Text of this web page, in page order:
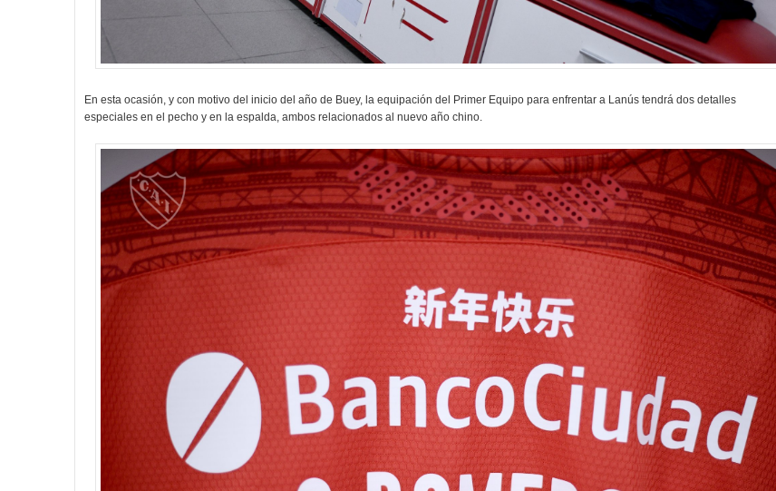
En esta ocasión, y con motivo del inicio del año de Buey, la equipación del Primer Equipo para enfrentar a Lanús tendrá dos detalles
especiales en el pecho y en la espalda, ambos relacionados al nuevo año chino.